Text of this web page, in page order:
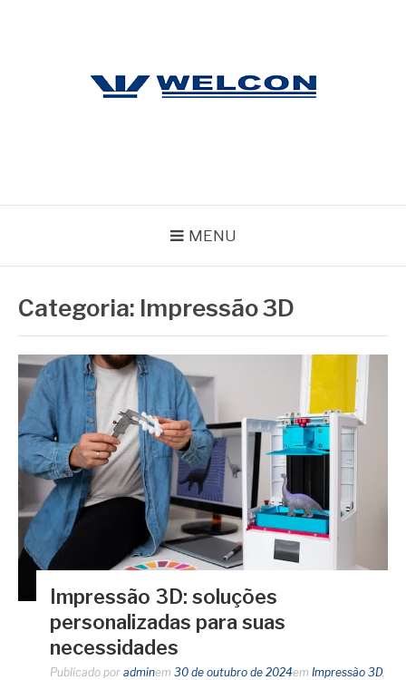
MENU
Categoria: Impressão 3D
Impressão 3D: soluções
personalizadas para suas
necessidades
Publicado por adminem 30 de outubro de 2024em Impressão 3D,